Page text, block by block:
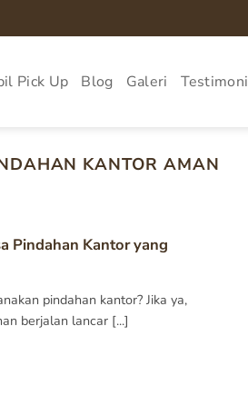
Pick Up Blog Galeri Testimoni
KANTOR AMAN
Pindahan Kantor yang
pindahan kantor? Jika ya,
berjalan lancar [...]